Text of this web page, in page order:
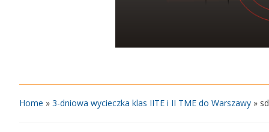
Home » 3-dniowa wycieczka klas IITE i II TME do Warszawy »